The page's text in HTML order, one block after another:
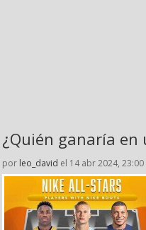
¿Quién ganaría en
por leo_david el 14 abr 2024, 23:00